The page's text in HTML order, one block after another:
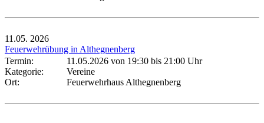
11.05. 2026
Feuerwehrübung in Althegnenberg
Termin:
11.05.2026 von 19:30 bis 21:00 Uhr
Kategorie:
Vereine
Ort:
Feuerwehrhaus Althegnenberg